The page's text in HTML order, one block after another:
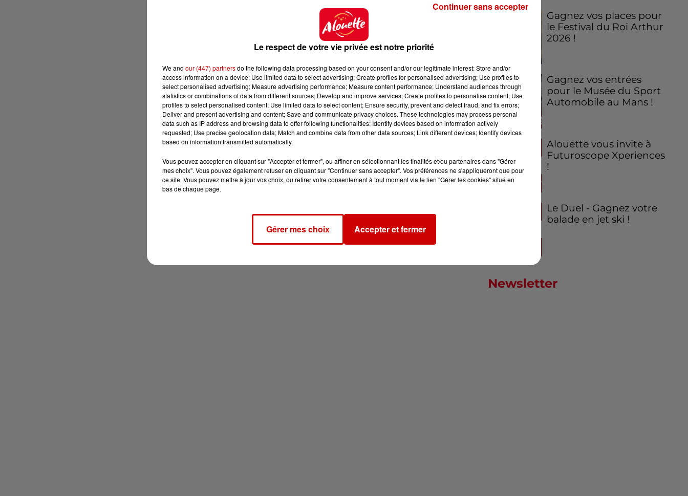
Gagnez vos places pour
le Festival du Roi Arthur
2026 !
Gagnez vos entrées
pour le Musée du Sport
Automobile au Mans !
Alouette vous invite à
Futuroscope Xperiences
!
Le Duel - Gagnez votre
balade en jet ski !
Newsletter
Le respect de votre vie privée est notre priorité
We and our (447) partnersdo the following data processing based on your consent and/or our legitimate interest: Store and/or
access information on a device; Use limited data to select advertising; Create profiles for personalised advertising; Use profiles to
select personalised advertising; Measure advertising performance; Measure content performance; Understand audiences through
statistics or combinations of data from different sources; Develop and improve services; Create profiles to personalise content; Use
profiles to select personalised content; Use limited data to select content; Ensure security, prevent and detect fraud, and fix errors;
Deliver and present advertising and content; Save and communicate privacy choices. These technologies may process personal
data such as IP address and browsing data to offer following functionalities: Identify devices based on information actively
requested; Use precise geolocation data; Match and combine data from other data sources; Link different devices; Identify devices
based on information transmitted automatically.
Vous pouvez accepter en cliquant sur "Accepter et fermer", ou affiner en sélectionnant les finalités et/ou partenaires dans "Gérer
mes choix". Vous pouvez également refuser en cliquant sur "Continuer sans accepter". Vos préférences ne s'appliqueront que pour
ce site. Vous pouvez mettre à jour vos choix, ou retirer votre consentement à tout moment via le lien "Gérer les cookies" situé en
bas de chaque page.
Gérer mes choix Accepter et fermer
Continuer sans accepter